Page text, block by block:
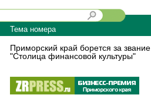
Тема номера
Приморский край борется за звание
"Столица финансовой культуры"